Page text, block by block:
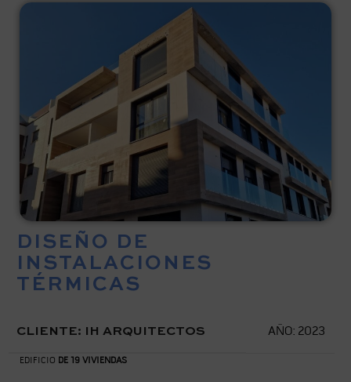
DISEÑO DE
INSTALACIONES
TÉRMICAS
CLIENTE: IH ARQUITECTOS AÑO: 2023
EDIFICIO DE 19 VIVIENDAS